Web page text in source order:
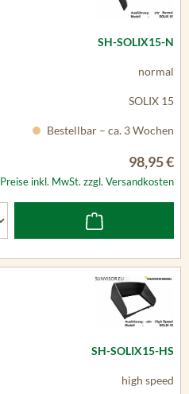
SH-SOLIX15-N
normal
SOLIX 15
Bestellbar – ca. 3 Wochen
98,95 €
Preise inkl. MwSt. zzgl. Versandkosten
SH-SOLIX15-HS
high speed